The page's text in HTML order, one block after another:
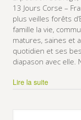
13 Jours Corse –
plus veilles forêts
famille la vie,
matures, saines et
quotidien et ses
diapason avec elle.
Lire la suite